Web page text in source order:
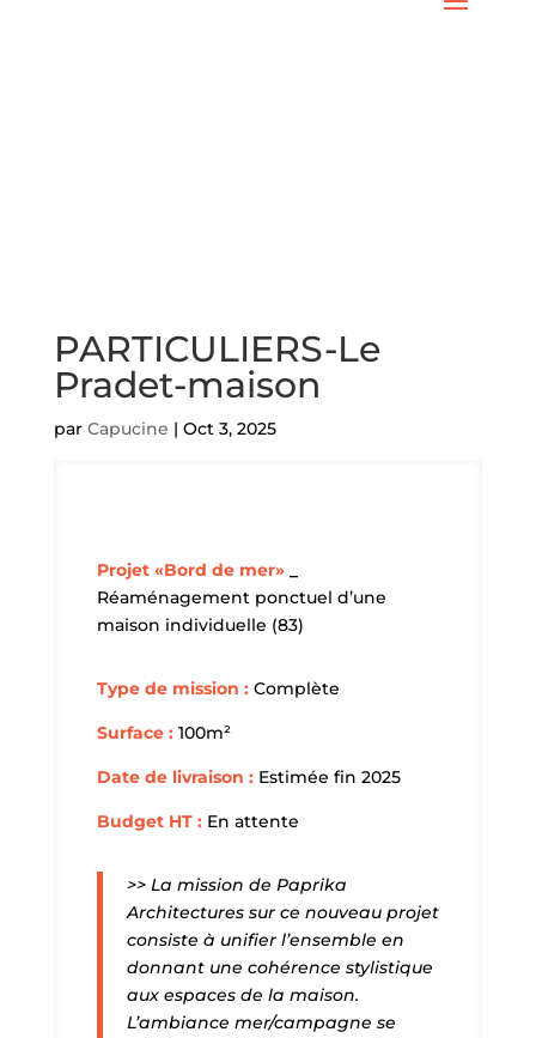
PARTICULIERS-Le
Pradet-maison
par Capucine | Oct 3, 2025
Projet «Bord de mer»
Réaménagement ponctuel d’une
maison individuelle (83)
Type de mission : Complète
Surface :100m²
Date de livraison : Estimée fin 2025
Budget HT : En attente
>> La mission de Paprika
Architectures sur ce nouveau projet
consiste à unifier l’ensemble en
donnant une cohérence stylistique
aux espaces de la maison.
L’ambiance mer/campagne se